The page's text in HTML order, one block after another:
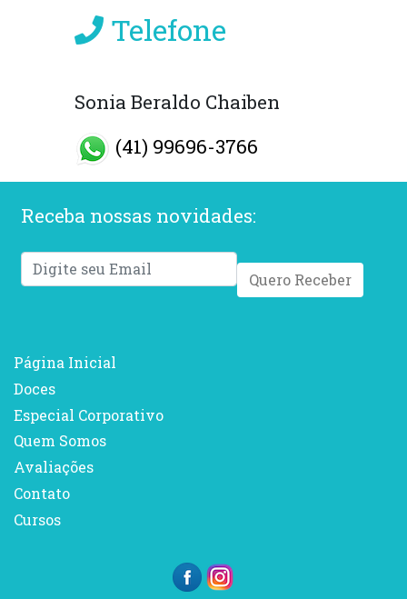
Telefone
Sonia Beraldo Chaiben
(41) 99696-3766
Receba nossas novidades:
Quero Receber
Página Inicial
Doces
Especial Corporativo
Quem Somos
Avaliações
Contato
Cursos